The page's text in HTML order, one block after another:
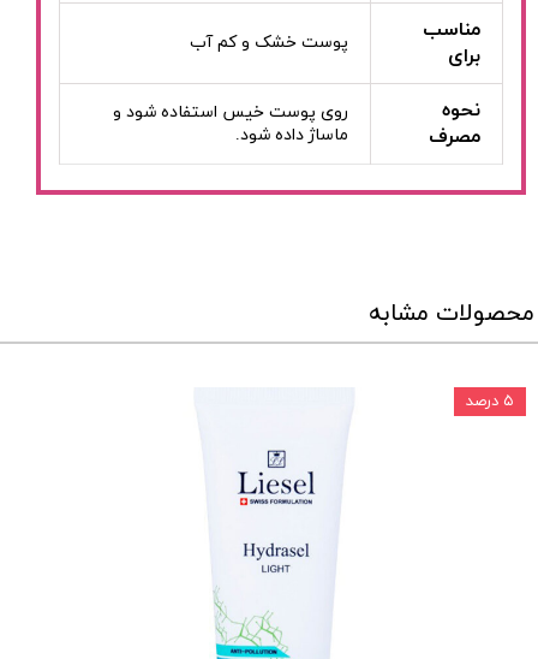
مناسب
برای
پوست خشک و کم آب
نحوه
مصرف
روی پوست خیس استفاده شود و
ماساژ داده شود.
محصولات مشابه
۵ درصد